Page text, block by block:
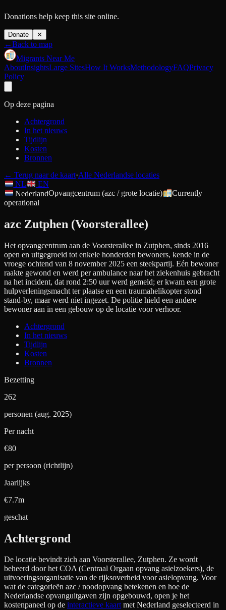
Donations help keep this site online.
Donate ✕
←Back to map
Migrants Near Me
AboutInsightsLarge SitesHow It WorksMethodologyFAQPrivacy
Policy
Op deze pagina
Achtergrond
In het nieuws
Tijdlijn
Kosten
Bronnen
← Terug naar de kaart·Alle Nederlandse locaties
NL
EN
NederlandOpvangcentrum (azc / grote locatie)
Currently
operational
azc Zutphen (Voorsterallee)
Het opvangcentrum aan de Voorsterallee in Zutphen, sinds 2016
open en uitgegroeid tot enkele honderden bewoners, kende in de
vroege ochtend van 8 november 2025 een steekpartij. Eén bewoner
raakte gewond en werd per ambulance naar het ziekenhuis gebracht
na het incident, dat rond 2:50 uur werd gemeld; er kwam een grote
hulpverleningsmacht ter plaatse en een traumahelikopter stond
stand-by, maar werd niet ingezet. De politie hield een andere
bewoner aan in een gebouw op de locatie voor verhoor.
Achtergrond
In het nieuws
Tijdlijn
Kosten
Bronnen
Bezetting
262
personen (aug. 2025)
Per nacht
€80
per persoon (richtlijn)
Jaarlijks
€7.7m
geschat
Achtergrond
De locatie bevindt zich aan Voorsterallee, Zutphen. Ze wordt
beheerd door het COA (Centraal Orgaan opvang asielzoekers), de
uitvoeringsorganisatie van de rijksoverheid voor asielopvang. Voor
wat de categorieën azc / noodopvang betekenen en hoe de
Nederlandse opvanguitgaven zijn opgebouwd, open je het
kostenpaneel op de interactieve kaart met Nederland geselecteerd in